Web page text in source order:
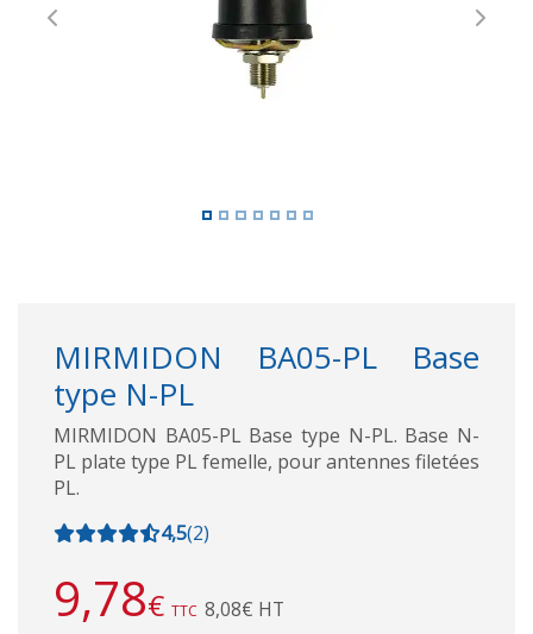
Previous Next
MIRMIDON BA05-PL Base
type N-PL
MIRMIDON BA05-PL Base type N-PL. Base N-
PL plate type PL femelle, pour antennes filetées
PL.
4,5(2)
9,78€ TTC 8,08€ HT